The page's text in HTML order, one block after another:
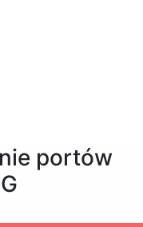
portów